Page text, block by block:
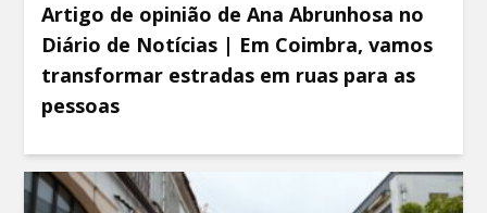
Artigo de opinião de Ana Abrunhosa no
Diário de Notícias | Em Coimbra, vamos
transformar estradas em ruas para as
pessoas